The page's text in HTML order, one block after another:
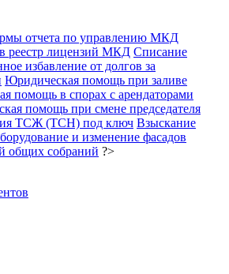
отчета по управлению МКД
реестр лицензий МКД Списание
избавление от долгов за
Юридическая помощь при заливе
помощь в спорах с арендаторами
помощь при смене председателя
ТСЖ (ТСН) под ключ Взыскание
и изменение фасадов
общих собраний ?>